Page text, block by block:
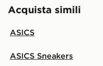
Acquista simili
ASICS
ASICS Sneakers